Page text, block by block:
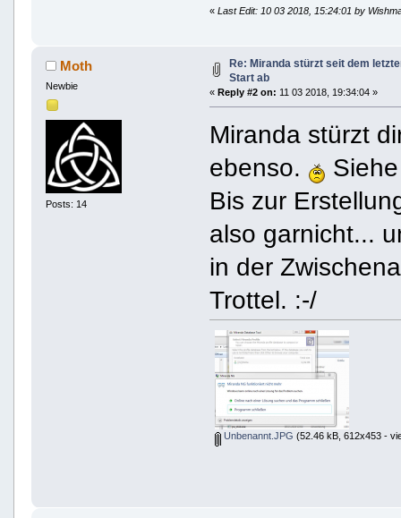
«Last Edit: 10 03 2018, 15:24:01 by
Moth
Newbie
Posts: 14
Re: Miranda stürzt seit dem
Start ab
« Reply #2 on: 11 03 2018, 19:34:04 »
Miranda stürzt
ebenso.
Bis zur
also garnicht...
in der
Trottel. :-/
Unbenannt.JPG (52.46 kB, 612x453 -